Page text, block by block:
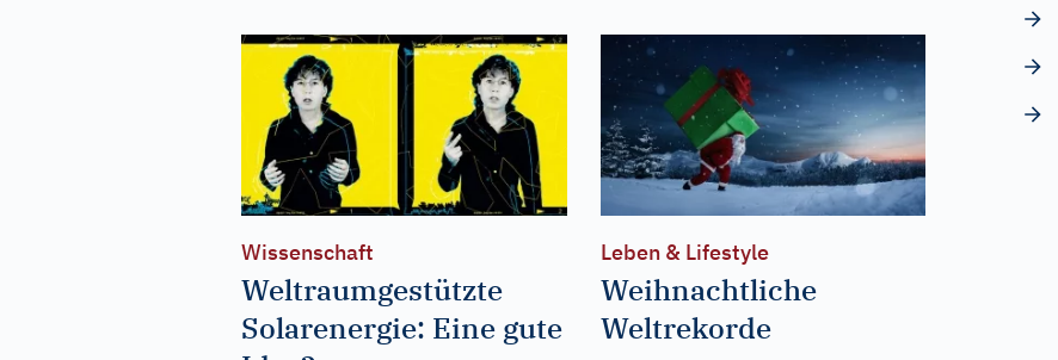
Wissenschaft
Weltraumgestützte
Solarenergie: Eine gute
Leben & Lifestyle
Weihnachtliche
Weltrekorde